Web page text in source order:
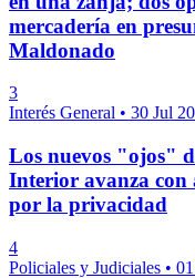
mercadería en
Maldonado
3
Interés General • 30 Jul
Los nuevos "ojos"
Interior avanza con
por la privacidad
4
Policiales y Judiciales •